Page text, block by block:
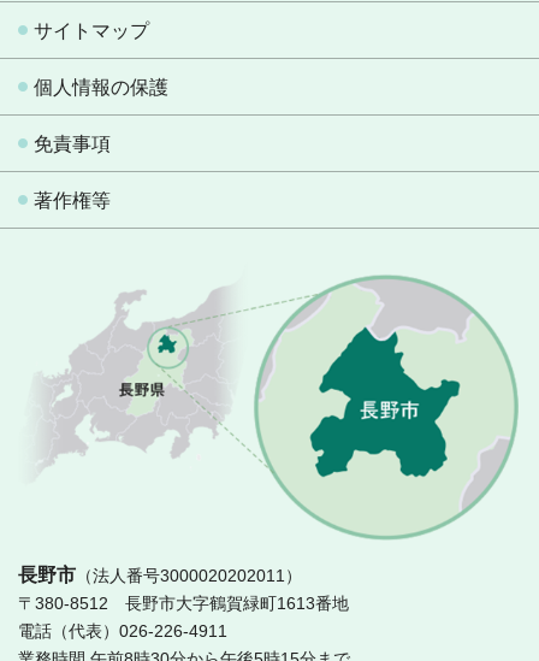
サイトマップ
個人情報の保護
免責事項
著作権等
長野市 （法人番号3000020202011）
〒380-8512 長野市大字鶴賀緑町1613番地
電話（代表）026-226-4911